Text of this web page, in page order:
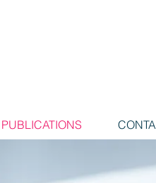
PUBLICATIONS